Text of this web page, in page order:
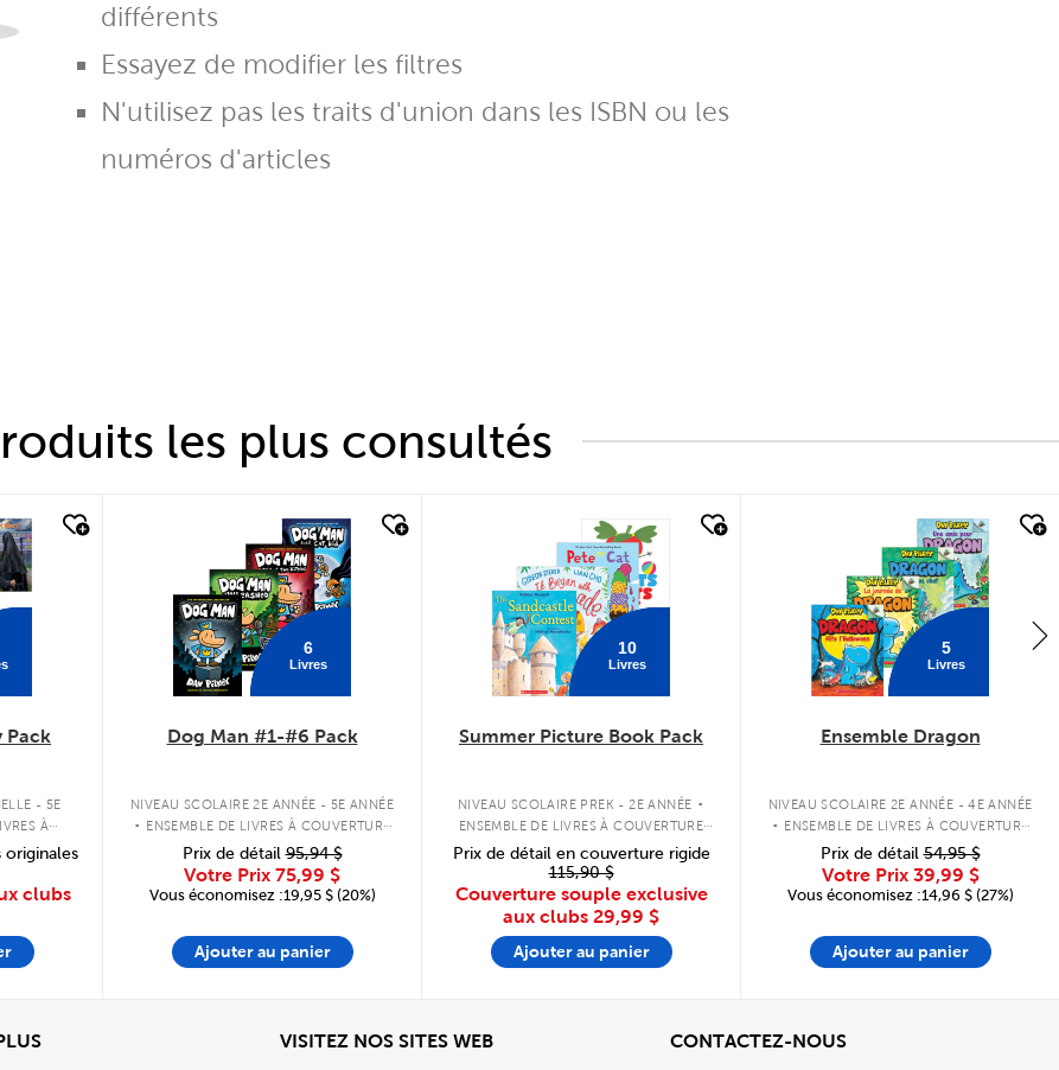
différents
Essayez de modifier les filtres
N'utilisez pas les traits d'union dans les ISBN ou les
numéros d'articles
les plus consultés
Pack
- 5E
À
originales
clubs
6
Livres
Dog Man #1-#6 Pack
NIVEAU SCOLAIRE 2E ANNÉE - 5E ANNÉE
. ENSEMBLE DE LIVRES À COUVERTURE
RIGIDE
Prix de détail95,94 $
Votre Prix 75,99 $
Vous économisez :19,95 $ (20%)
Ajouter au panier
10
Livres
Summer Picture Book Pack
NIVEAU SCOLAIRE PREK - 2E ANNÉE .
ENSEMBLE DE LIVRES À COUVERTURE
Prix de détail en couverture rigide
115,90 $
Couverture souple exclusive
aux clubs 29,99 $
Ajouter au panier
5
Livres
Ensemble Dragon
NIVEAU SCOLAIRE 2E ANNÉE - 4E ANNÉE
. ENSEMBLE DE LIVRES À COUVERTURE
SOUPLE
Prix de détail54,95 $
Votre Prix 39,99 $
Vous économisez :14,96 $ (27%)
Ajouter au panier
View VISITEZ NOS SITES WEBAfficher CONTACTEZ-NOUSView